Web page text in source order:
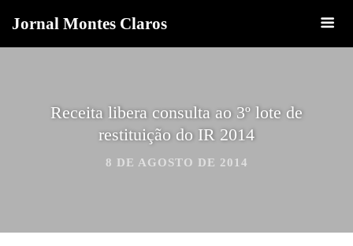
Jornal Montes Claros
Receita libera consulta ao 3º lote de
restituição do IR 2014
8 DE AGOSTO DE 2014